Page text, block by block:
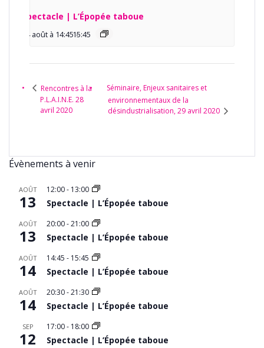
Spectacle | L’Épopée taboue
14 août à 14:45 -
15:45
Rencontres à la
P.L.A.I.N.E. 28
avril 2020
Séminaire, Enjeux sanitaires et
environnementaux de la
désindustrialisation, 29 avril 2020
Évènements à venir
AOÛT
13
12:00- 13:00
Spectacle | L’Épopée taboue
AOÛT
13
20:00-21:00
Spectacle | L’Épopée taboue
AOÛT
14
14:45 - 15:45
Spectacle | L’Épopée taboue
AOÛT
14
20:30-21:30
Spectacle | L’Épopée taboue
SEP
12
17:00- 18:00
Spectacle | L’Épopée taboue